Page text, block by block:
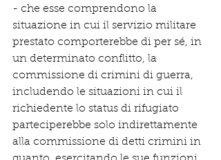
- che esse comprendono la
situazione in cui il servizio militare
prestato comporterebbe di per sé, in
un determinato conflitto, la
commissione di crimini di guerra,
includendo le situazioni in cui il
richiedente lo status di rifugiato
parteciperebbe solo indirettamente
alla commissione di detti crimini in